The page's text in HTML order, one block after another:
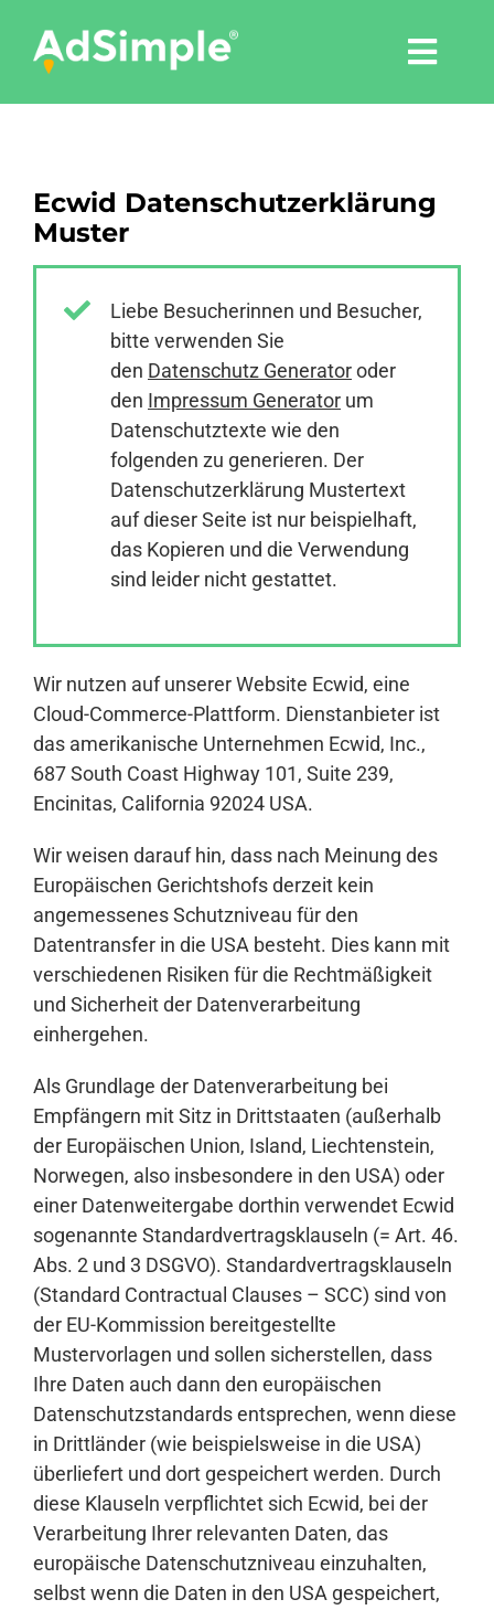
content
Tools
Pressemitteilungen
Anmelden
Ecwid Datenschutzerklärung
Muster
Liebe Besucherinnen und Besucher,
bitte verwenden Sie
den Datenschutz Generatoroder
den Impressum Generator um
Datenschutztexte wie den
folgenden zu generieren. Der
Datenschutzerklärung Mustertext
auf dieser Seite ist nur beispielhaft,
das Kopieren und die Verwendung
sind leider nicht gestattet.
Wir nutzen auf unserer Website Ecwid, eine
Cloud-Commerce-Plattform. Dienstanbieter ist
das amerikanische Unternehmen Ecwid, Inc.,
687 South Coast Highway 101, Suite 239,
Encinitas, California 92024 USA.
Wir weisen darauf hin, dass nach Meinung des
Europäischen Gerichtshofs derzeit kein
angemessenes Schutzniveau für den
Datentransfer in die USA besteht. Dies kann mit
verschiedenen Risiken für die Rechtmäßigkeit
und Sicherheit der Datenverarbeitung
einhergehen.
Als Grundlage der Datenverarbeitung bei
Empfängern mit Sitz in Drittstaaten (außerhalb
der Europäischen Union, Island, Liechtenstein,
Norwegen, also insbesondere in den USA) oder
einer Datenweitergabe dorthin verwendet Ecwid
sogenannte Standardvertragsklauseln (= Art. 46.
Abs. 2 und 3 DSGVO). Standardvertragsklauseln
(Standard Contractual Clauses – SCC) sind von
der EU-Kommission bereitgestellte
Mustervorlagen und sollen sicherstellen, dass
Ihre Daten auch dann den europäischen
Datenschutzstandards entsprechen, wenn diese
in Drittländer (wie beispielsweise in die USA)
überliefert und dort gespeichert werden. Durch
diese Klauseln verpflichtet sich Ecwid, bei der
Verarbeitung Ihrer relevanten Daten, das
europäische Datenschutzniveau einzuhalten,
selbst wenn die Daten in den USA gespeichert,